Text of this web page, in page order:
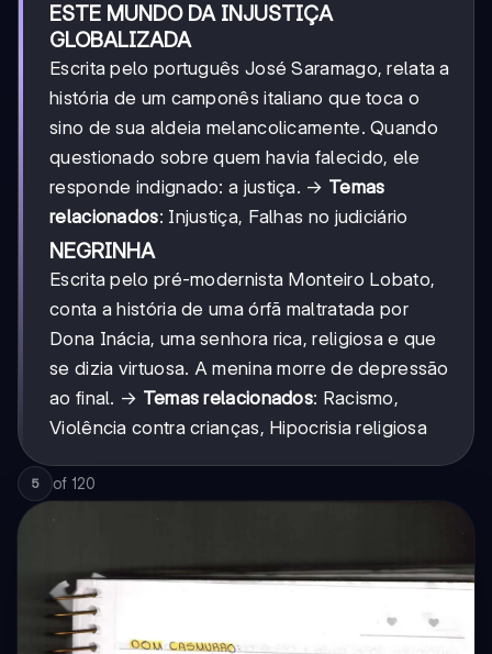
ESTE MUNDO DA INJUSTIÇA
GLOBALIZADA
Escrita pelo português José Saramago, relata a
história de um camponês italiano que toca o
sino de sua aldeia melancolicamente. Quando
questionado sobre quem havia falecido, ele
responde indignado: a justiça. → Temas
relacionados: Injustiça, Falhas no judiciário
NEGRINHA
Escrita pelo pré-modernista Monteiro Lobato,
conta a história de uma órfã maltratada por
Dona Inácia, uma senhora rica, religiosa e que
se dizia virtuosa. A menina morre de depressão
ao final. → Temas relacionados: Racismo,
Violência contra crianças, Hipocrisia religiosa
5 of 120